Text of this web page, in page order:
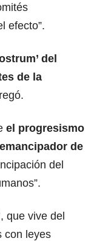
efecto”.
del
de la
el progresismo
de
del
que vive del
con leyes